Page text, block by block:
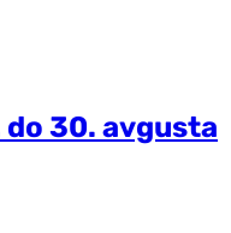
30. avgusta